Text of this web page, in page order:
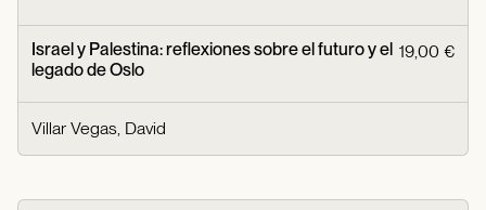
Israel y Palestina: reflexiones sobre el futuro y el
legado de Oslo
19,00 €
Villar Vegas, David